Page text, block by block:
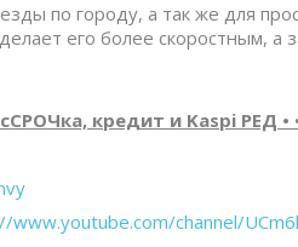
по городу, а так же для
его более скоростным,
кредит и Kaspi РЕД •
www.youtube.com/channel/